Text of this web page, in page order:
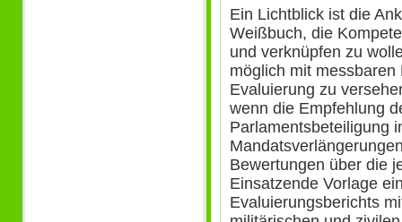
Ein Lichtblick ist die
Weißbuch, die
und verknüpfen zu
möglich mit
Evaluierung zu
wenn die Empfehlung
Parlamentsbeteiligung
Bewertungen über die
Einsatzende Vorlage
Evaluierungsberichts